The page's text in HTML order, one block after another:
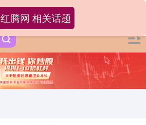
红腾网 相关话题